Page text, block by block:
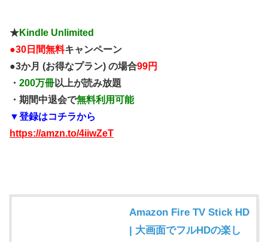
★Kindle Unlimited
●30日間無料キャンペーン
●3か月 (お得なプラン) の場合99円
・ 200万冊以上が読み放題
・期間中退会で無料利用可能
▼登録はコチラから
https://amzn.to/4iiwZeT
Amazon Fire TV Stick HD
| 大画面でフルHDの楽し